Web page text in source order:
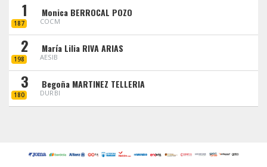
1
187
Monica BERROCAL POZO
COCM
2
198
María Lilia RIVA ARIAS
AESIB
3
180
Begoña MARTINEZ TELLERIA
DURBI